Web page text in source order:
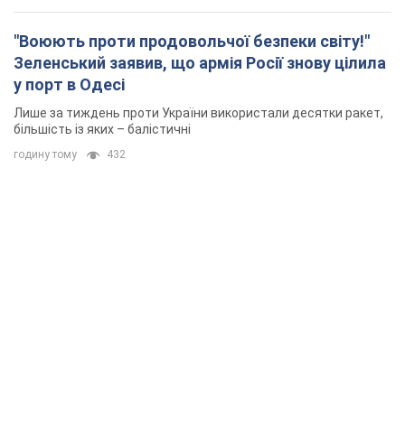
"Воюють проти продовольчої безпеки світу!"
Зеленський заявив, що армія Росії знову цілила
у порт в Одесі
Лише за тиждень проти України використали десятки ракет,
більшість із яких – балістичні
годину тому 432